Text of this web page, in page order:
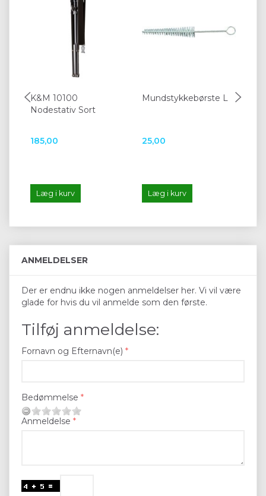
K&M 10100
Nodestativ Sort
185,00
Læg i kurv
Mundstykkebørste L
25,00
Læg i kurv
ANMELDELSER
Der er endnu ikke nogen anmeldelser her. Vi vil være
glade for hvis du vil anmelde som den første.
Tilføj anmeldelse:
Fornavn og Efternavn(e)
Bedømmelse
Anmeldelse